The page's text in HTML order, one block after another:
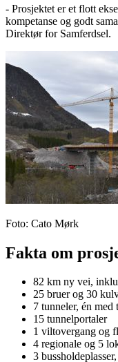
- Prosjektet er et flott
kompetanse og godt
Direktør for Samferdsel.
Foto: Cato Mørk
Fakta om
82 km ny vei,
25 bruer og 30
7 tunneler, én
15 tunnelportaler
1 viltovergang og
4 regionale og 5
3